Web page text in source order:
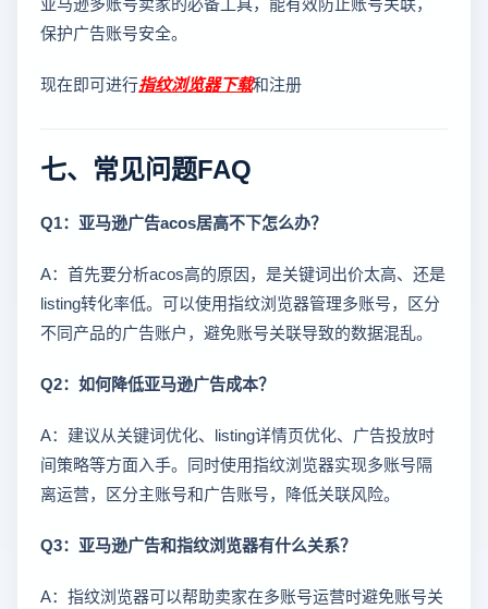
保护广告账号安全。
现在即可进行指纹浏览器下载和注册
七、常见问题FAQ
Q1：亚马逊广告acos居高不下怎么办？
A：首先要分析acos高的原因，是关键词出价太高、还是
listing转化率低。可以使用指纹浏览器管理多账号，区分
不同产品的广告账户，避免账号关联导致的数据混乱。
Q2：如何降低亚马逊广告成本？
A：建议从关键词优化、listing详情页优化、广告投放时
间策略等方面入手。同时使用指纹浏览器实现多账号隔
离运营，区分主账号和广告账号，降低关联风险。
Q3：亚马逊广告和指纹浏览器有什么关系？
A：指纹浏览器可以帮助卖家在多账号运营时避免账号关